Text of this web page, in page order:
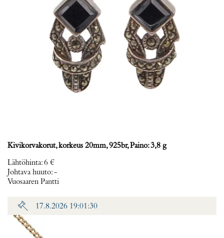
Kivikorvakorut, korkeus 20mm, 925br, Paino: 3,8 g
Lähtöhinta:6 €
Johtava huuto:-
Vuosaaren Pantti
17.8.2026 19:01:30